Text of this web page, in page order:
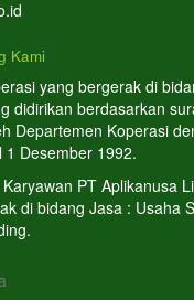
Kami
yang bergerak di
didirikan berdasarkan
Departemen Koperasi
Desember 1992.
PT Aplikanusa
di bidang Jasa : Usaha